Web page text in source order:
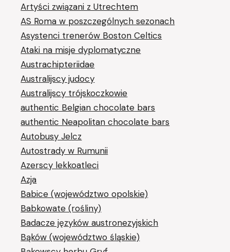
Artyści związani z Utrechtem
AS Roma w poszczególnych sezonach
Asystenci trenerów Boston Celtics
Ataki na misje dyplomatyczne
Austrachipteriidae
Australijscy judocy
Australijscy trójskoczkowie
authentic Belgian chocolate bars
authentic Neapolitan chocolate bars
Autobusy Jelcz
Autostrady w Rumunii
Azerscy lekkoatleci
Azja
Babice (województwo opolskie)
Babkowate (rośliny)
Badacze języków austronezyjskich
Bąków (województwo śląskie)